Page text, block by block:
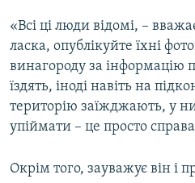
«Всі ці люди відомі, –
ласка, опублікуйте їхні
винагороду за інформацію
їздять, іноді навіть на
територію заїжджають, у
упіймати – це просто
Окрім того, зауважує він і